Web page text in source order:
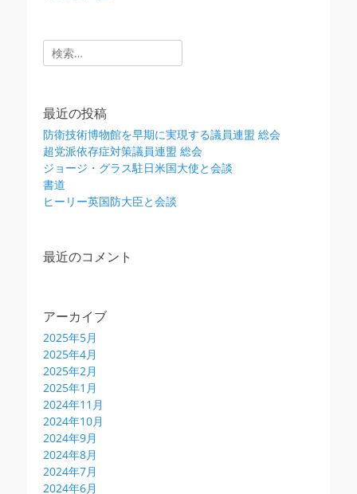
検
索:
最近の投稿
防衛技術博物館を早期に実現する議員連盟 総会
超党派依存症対策議員連盟 総会
ジョージ・グラス駐日米国大使と会談
書道
ヒーリー英国防大臣と会談
最近のコメント
アーカイブ
2025年5月
2025年4月
2025年2月
2025年1月
2024年11月
2024年10月
2024年9月
2024年8月
2024年7月
2024年6月